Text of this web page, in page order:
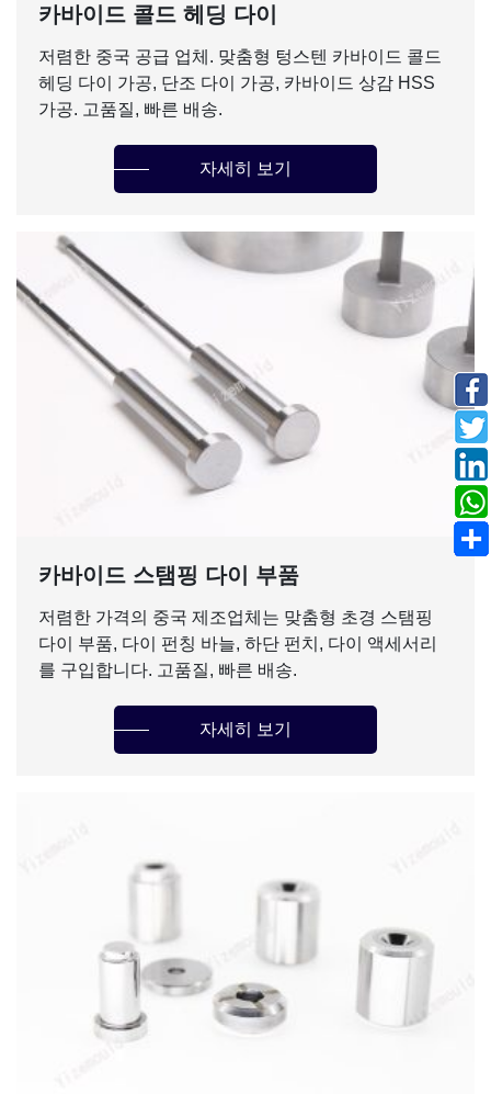
카바이드 콜드 헤딩 다이
저렴한 중국 공급 업체. 맞춤형 텅스텐 카바이드 콜드
헤딩 다이 가공, 단조 다이 가공, 카바이드 상감 HSS
가공. 고품질, 빠른 배송.
자세히 보기
카바이드 스탬핑 다이 부품
저렴한 가격의 중국 제조업체는 맞춤형 초경 스탬핑
다이 부품, 다이 펀칭 바늘, 하단 펀치, 다이 액세서리
를 구입합니다. 고품질, 빠른 배송.
자세히 보기